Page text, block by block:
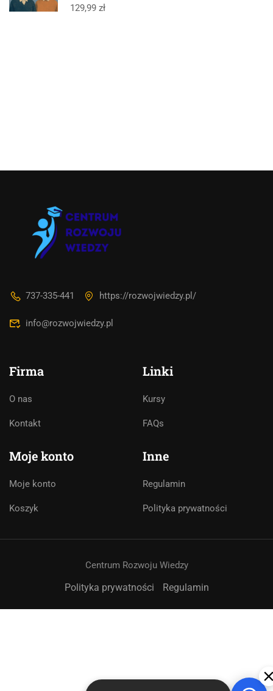
129,99 zł
737-335-441 https://rozwojwiedzy.pl/
info@rozwojwiedzy.pl
Firma
O nas
Kontakt
Linki
Kursy
FAQs
Moje konto
Moje konto
Koszyk
Inne
Regulamin
Polityka prywatności
Centrum Rozwoju Wiedzy
Polityka prywatności Regulamin
🇺🇦🇷🇺
Cześć! 👋Jestem pomocą techniczną i
asystentem AI. Jak mogę Ci pomóc?